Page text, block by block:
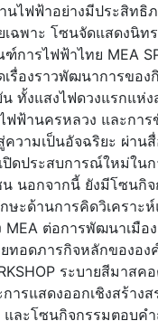
นไฟฟ้าอย่างมีประสิทธิ
ฉพาะ โซนจัดแสดงนิท
การไฟฟ้าไทย MEA
รื่องราวพัฒนาการของ
ทั้งแสงไฟดวงแรกแห่ง
ฟฟ้านครหลวง และการ
วามเป็นอัจฉริยะ ผ่าน
ปิดประสบการณ์ใหม่ในก
นอกจากนี้ ยังมีโซนกิ
ษะด้านการคิดวิเคราะ
MEA ต่อการพัฒนาเมือ
ทอดภารกิจหลักขององ
ระบายสีมาสคอ
ารแสดงออกเชิงสร้าง
และโซนกิจกรรมตอบค